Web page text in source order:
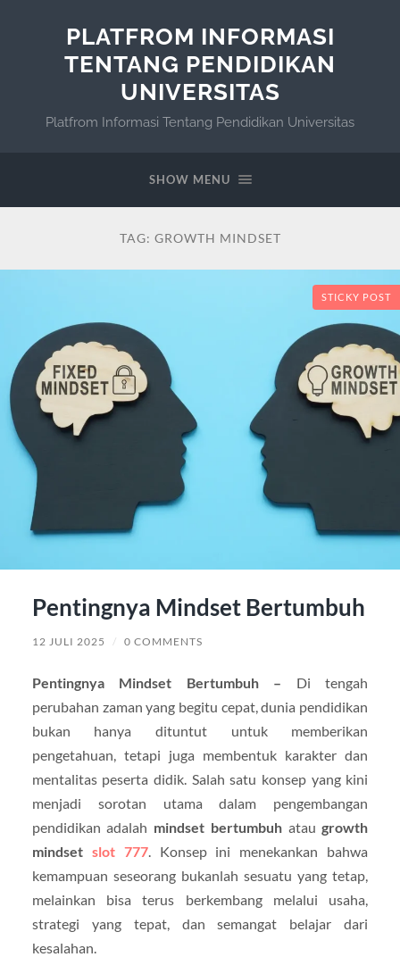
PLATFROM INFORMASI
TENTANG PENDIDIKAN
UNIVERSITAS
Platfrom Informasi Tentang Pendidikan Universitas
SHOW MENU
TAG: GROWTH MINDSET
STICKY POST
Pentingnya Mindset Bertumbuh
12 JULI 2025 / 0 COMMENTS
Pentingnya Mindset Bertumbuh – Di tengah
perubahan zaman yang begitu cepat, dunia pendidikan
bukan hanya dituntut untuk memberikan
pengetahuan, tetapi juga membentuk karakter dan
mentalitas peserta didik. Salah satu konsep yang kini
menjadi sorotan utama dalam pengembangan
pendidikan adalah mindset bertumbuhataugrowth
mindset slot 777. Konsep ini menekankan bahwa
kemampuan seseorang bukanlah sesuatu yang tetap,
melainkan bisa terus berkembang melalui usaha,
strategi yang tepat, dan semangat belajar dari
kesalahan.